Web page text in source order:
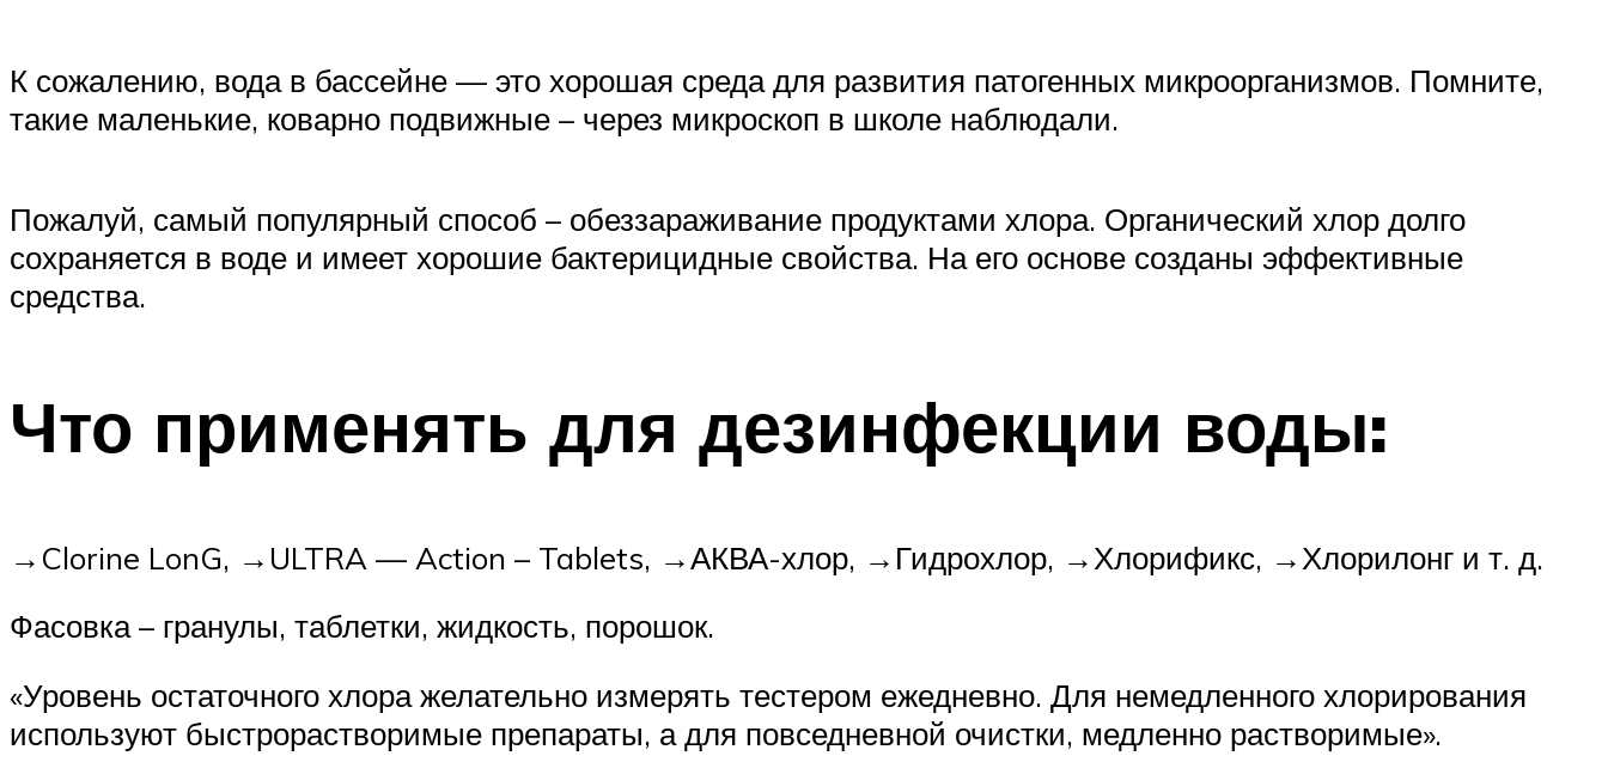
К сожалению, вода в бассейне — это хорошая среда для развития патогенных микроорганизмов. Помните,
такие маленькие, коварно подвижные – через микроскоп в школе наблюдали.
Пожалуй, самый популярный способ – обеззараживание продуктами хлора. Органический хлор долго
сохраняется в воде и имеет хорошие бактерицидные свойства. На его основе созданы эффективные
средства.
Что применять для дезинфекции воды:
→Clorine LonG, →ULTRA — Action – Tablets, →АКВА-хлор, →Гидрохлор, →Хлорификс, →Хлорилонг и т. д.
Фасовка – гранулы, таблетки, жидкость, порошок.
«Уровень остаточного хлора желательно измерять тестером ежедневно. Для немедленного хлорирования
используют быстрорастворимые препараты, а для повседневной очистки, медленно растворимые».